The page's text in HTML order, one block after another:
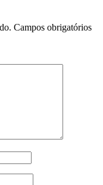
Campos obrigatórios